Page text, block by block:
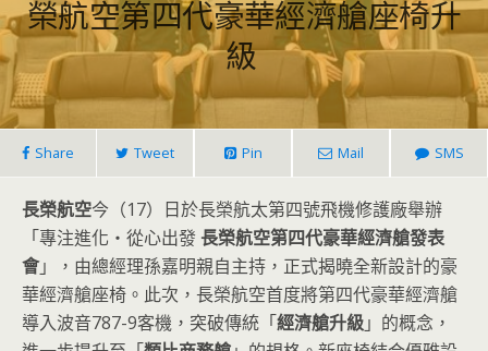
榮航空第四代豪華經濟艙座椅升
級
Share Tweet Pin Mail SMS
長榮航空今（17）日於長榮航太第四號飛機修護廠舉辦
「專注進化‧從心出發長榮航空第四代豪華經濟艙發表
會」，由總經理孫嘉明親自主持，正式揭曉全新設計的豪
華經濟艙座椅。此次，長榮航空首度將第四代豪華經濟艙
導入波音787-9客機，突破傳統「經濟艙升級」的概念，